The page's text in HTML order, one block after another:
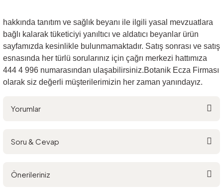
hakkında tanıtım ve sağlık beyanı ile ilgili yasal mevzuatlara
bağlı kalarak tüketiciyi yanıltıcı ve aldatıcı beyanlar ürün
sayfamızda kesinlikle bulunmamaktadır. Satış sonrası ve satış
esnasında her türlü sorularınız için çağrı merkezi hattımıza
444 4 996 numarasından ulaşabilirsiniz.Botanik Ecza Firması
olarak siz değerli müşterilerimizin her zaman yanındayız.
Yorumlar
Soru & Cevap
Önerileriniz